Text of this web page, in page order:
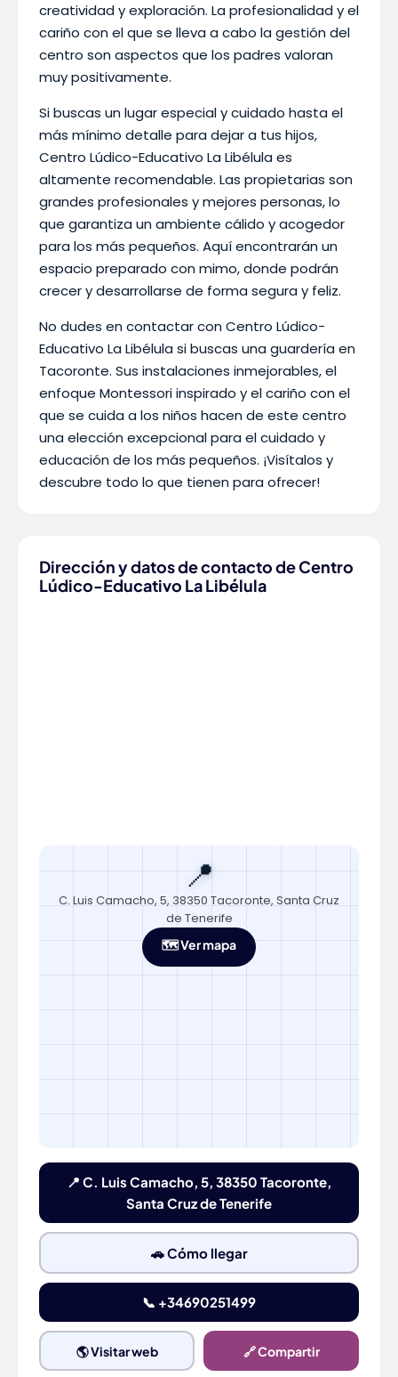
creatividad y exploración. La profesionalidad y el
cariño con el que se lleva a cabo la gestión del
centro son aspectos que los padres valoran
muy positivamente.
Si buscas un lugar especial y cuidado hasta el
más mínimo detalle para dejar a tus hijos,
Centro Lúdico-Educativo La Libélula es
altamente recomendable. Las propietarias son
grandes profesionales y mejores personas, lo
que garantiza un ambiente cálido y acogedor
para los más pequeños. Aquí encontrarán un
espacio preparado con mimo, donde podrán
crecer y desarrollarse de forma segura y feliz.
No dudes en contactar con Centro Lúdico-
Educativo La Libélula si buscas una guardería en
Tacoronte. Sus instalaciones inmejorables, el
enfoque Montessori inspirado y el cariño con el
que se cuida a los niños hacen de este centro
una elección excepcional para el cuidado y
educación de los más pequeños. ¡Visítalos y
descubre todo lo que tienen para ofrecer!
Dirección y datos de contacto de Centro
Lúdico-Educativo La Libélula
📍
C. Luis Camacho, 5, 38350 Tacoronte, Santa Cruz
de Tenerife
🗺️ Ver mapa
📍 C. Luis Camacho, 5, 38350 Tacoronte,
Santa Cruz de Tenerife
🚗 Cómo llegar
📞 +34690251499
🌎 Visitar web 🔗 Compartir